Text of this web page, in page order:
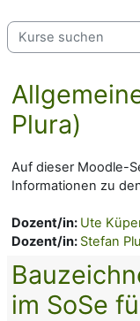
Kurse suchen
Plura)
Auf dieser Moodle-
Informationen zu
Dozent/in: Ute
Dozent/in: Stefan
im SoSe